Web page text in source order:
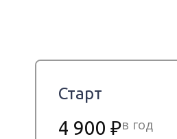
Старт
4 900 ₽в год